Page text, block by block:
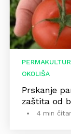
OKOLIŠA
Prskanje
zaštita od
4 min